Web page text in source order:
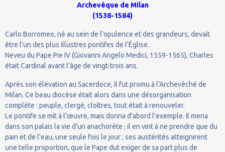
Archevêque de Milan
(1538-1584)
Carlo Borromeo, né au sein de l'opulence et des grandeurs, devait
être l'un des plus illustres pontifes de l'Église.
Neveu du Pape Pie IV (Giovanni Angelo Medici, 1559-1565), Charles
était Cardinal avant l'âge de vingt-trois ans.
Après son élévation au Sacerdoce, il fut promu à l'Archevêché de
Milan. Ce beau diocèse était alors dans une désorganisation
complète : peuple, clergé, cloîtres, tout était à renouveler.
Le pontife se mit à l'œuvre, mais donna d'abord l'exemple. Il mena
dans son palais la vie d'un anachorète ; il en vint à ne prendre que du
pain et de l'eau, une seule fois le jour ; ses austérités atteignirent
une telle proportion, que le Pape dut exiger de sa part plus de